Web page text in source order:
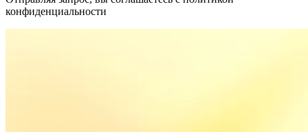
конфиденциальности